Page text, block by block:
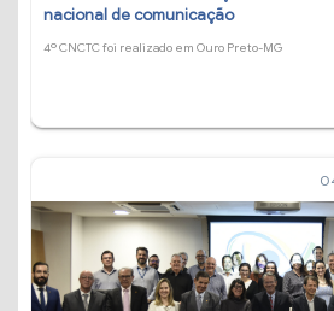
nacional de comunicação
4º CNCTC foi realizado em Ouro Preto-MG